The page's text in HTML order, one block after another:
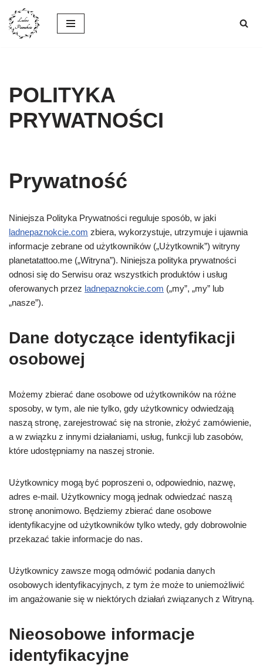
Przejdź
POLITYKA
PRYWATNOŚCI
Prywatność
Niniejsza Polityka Prywatności reguluje sposób, w jaki
ladnepaznokcie.com zbiera, wykorzystuje, utrzymuje i ujawnia
informacje zebrane od użytkowników („Użytkownik”) witryny
planetatattoo.me („Witryna”). Niniejsza polityka prywatności
odnosi się do Serwisu oraz wszystkich produktów i usług
oferowanych przez ladnepaznokcie.com („my”, „my” lub
„nasze”).
Dane dotyczące identyfikacji
osobowej
Możemy zbierać dane osobowe od użytkowników na różne
sposoby, w tym, ale nie tylko, gdy użytkownicy odwiedzają
naszą stronę, zarejestrować się na stronie, złożyć zamówienie,
a w związku z innymi działaniami, usług, funkcji lub zasobów,
które udostępniamy na naszej stronie.
Użytkownicy mogą być poproszeni o, odpowiednio, nazwę,
adres e-mail. Użytkownicy mogą jednak odwiedzać naszą
stronę anonimowo. Będziemy zbierać dane osobowe
identyfikacyjne od użytkowników tylko wtedy, gdy dobrowolnie
przekazać takie informacje do nas.
Użytkownicy zawsze mogą odmówić podania danych
osobowych identyfikacyjnych, z tym że może to uniemożliwić
im angażowanie się w niektórych działań związanych z Witryną.
Nieosobowe informacje
identyfikacyjne